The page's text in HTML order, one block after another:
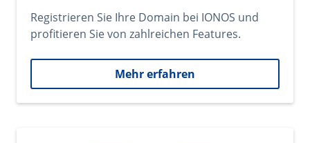
Registrieren Sie Ihre Domain bei IONOS und
profitieren Sie von zahlreichen Features.
Mehr erfahren